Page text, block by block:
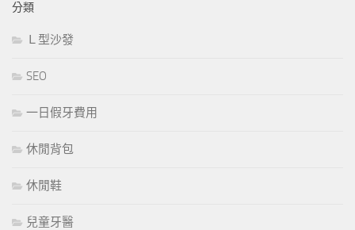
分類
Ｌ型沙發
SEO
一日假牙費用
休閒背包
休閒鞋
兒童牙醫